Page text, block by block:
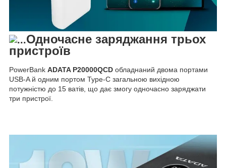
Одночасне заряджання трьох
пристроїв
PowerBank ADATA P20000QCD обладнаний двома портами
USB-A й одним портом Type-C загальною вихідною
потужністю до 15 ватів, що дає змогу одночасно заряджати
три пристрої.